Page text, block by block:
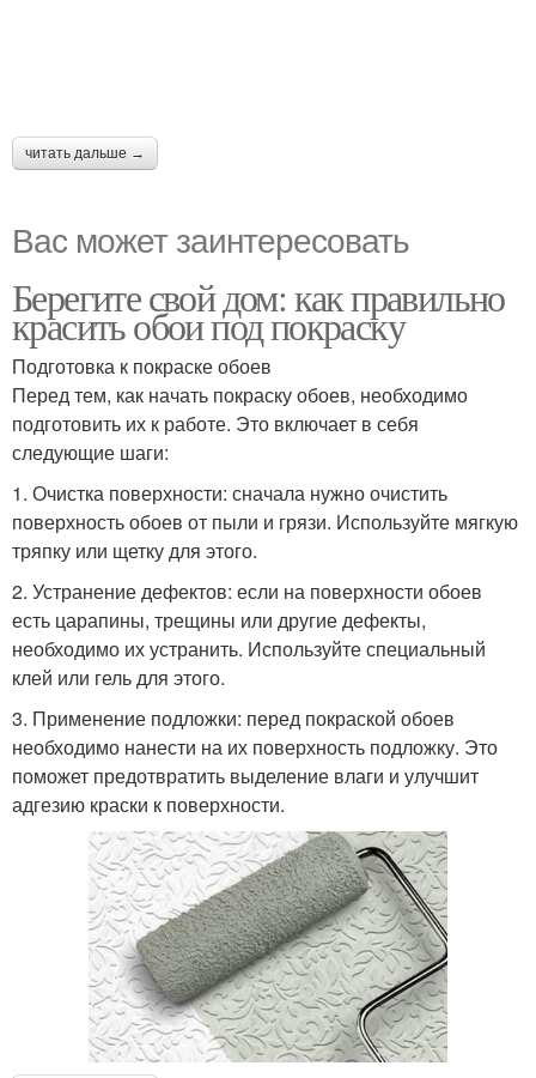
читать дальше →
Вас может заинтересовать
Берегите свой дом: как правильно
красить обои под покраску
Подготовка к покраске обоев
Перед тем, как начать покраску обоев, необходимо
подготовить их к работе. Это включает в себя
следующие шаги:
1. Очистка поверхности: сначала нужно очистить
поверхность обоев от пыли и грязи. Используйте мягкую
тряпку или щетку для этого.
2. Устранение дефектов: если на поверхности обоев
есть царапины, трещины или другие дефекты,
необходимо их устранить. Используйте специальный
клей или гель для этого.
3. Применение подложки: перед покраской обоев
необходимо нанести на их поверхность подложку. Это
поможет предотвратить выделение влаги и улучшит
адгезию краски к поверхности.